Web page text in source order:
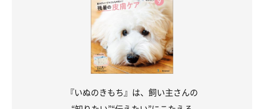
仕事に行くお父さんを名残惜しそうに見つめるロペさん
ロペさんが見せる「人との距離のとり方」について、飼い主さん
はこのように話します。
『いぬのきもち』は、飼い主さんの